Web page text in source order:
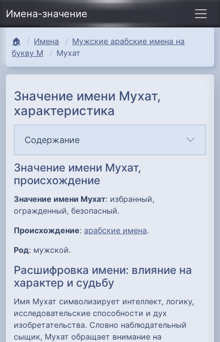
Имена-значение
🏠 Имена
Мужские арабские имена на
букву М
Мухат
Значение имени Мухат,
характеристика
Содержание
Значение имени Мухат,
происхождение
Значение имени Мухат: избранный,
огражденный, безопасный.
Происхождение: арабские имена.
Род: мужской.
Расшифровка имени: влияние на
характер и судьбу
Имя Мухат символизирует интеллект, логику,
исследовательские способности и дух
изобретательства. Словно наблюдательный
сыщик, Мухат обращает внимание на